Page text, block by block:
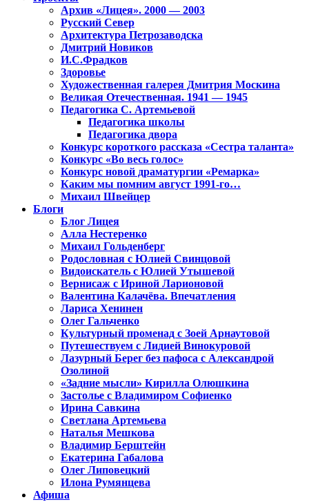
Архив «Лицея». 2000 — 2003
Русский Север
Архитектура Петрозаводска
Дмитрий Новиков
И.С.Фрадков
Здоровье
Художественная галерея Дмитрия Москина
Великая Отечественная. 1941 — 1945
Педагогика С. Артемьевой
Педагогика школы
Педагогика двора
Конкурс короткого рассказа «Сестра таланта»
Конкурс «Во весь голос»
Конкурс новой драматургии «Ремарка»
Каким мы помним август 1991-го…
Михаил Швейцер
Блоги
Блог Лицея
Алла Нестеренко
Михаил Гольденберг
Родословная с Юлией Свинцовой
Видоискатель с Юлией Утышевой
Вернисаж с Ириной Ларионовой
Валентина Калачёва. Впечатления
Лариса Хенинен
Олег Гальченко
Культурный променад с Зоей Арнаутовой
Путешествуем с Лидией Винокуровой
Лазурный Берег без пафоса с Александрой
Озолиной
«Задние мысли» Кирилла Олюшкина
Застолье с Владимиром Софиенко
Ирина Савкина
Светлана Артемьева
Наталья Мешкова
Владимир Берштейн
Екатерина Габалова
Олег Липовецкий
Илона Румянцева
Афиша